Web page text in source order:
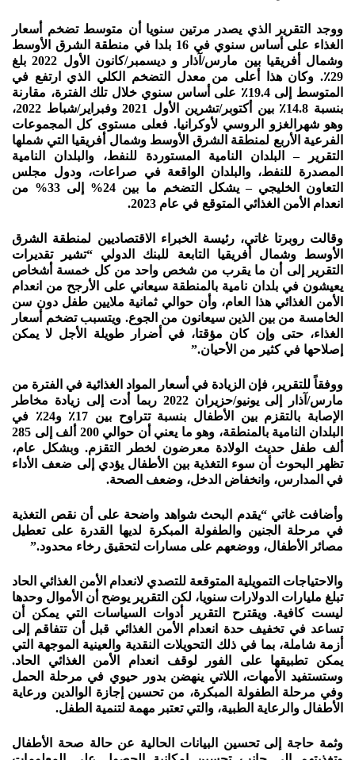
ووجد التقرير الذي يصدر مرتين سنويا أن متوسط تضخم أسعار
الغذاء على أساس سنوي في 16 بلدا في منطقة الشرق الأوسط
وشمال أفريقيا بين مارس/آذار و ديسمبر/كانون الأول 2022 بلغ
29٪. وكان هذا أعلى من معدل التضخم الكلي الذي ارتفع في
المتوسط إلى 19.4٪ على أساس سنوي خلال تلك الفترة، مقارنة
بنسبة 14.8٪ بين أكتوبر/تشرين الأول 2021 وفبراير/شباط 2022،
وهو شهرالغزو الروسي لأوكرانيا. فعلى مستوى كل المجموعات
الفرعية الأربع لمنطقة الشرق الأوسط وشمال أفريقيا التي شملها
التقرير – البلدان النامية المستوردة للنفط، والبلدان النامية
المصدرة للنفط، والبلدان الواقعة في صراعات، ودول مجلس
التعاون الخليجي – يشكل التضخم ما بين 24% إلى 33% من
انعدام الأمن الغذائي المتوقع في عام 2023.
وقالت روبرتا غاتي، رئيسة الخبراء الاقتصاديين لمنطقة الشرق
الأوسط وشمال أفريقيا التابعة للبنك الدولي “تشير تقديرات
التقرير إلى أن ما يقرب من شخص واحد من كل خمسة أشخاص
يعيشون في بلدان نامية بالمنطقة سيعاني على الأرجح من انعدام
الأمن الغذائي هذا العام، وأن حوالي ثمانية ملايين طفل دون سن
الخامسة من بين الذين سيعانون من الجوع. ويتسبب تضخم أسعار
الغذاء، حتى وإن كان مؤقتا، في أضرار طويلة الأجل لا يمكن
إصلاحها في كثير من الأحيان.”
ووفقاً للتقرير، فإن الزيادة في أسعار المواد الغذائية في الفترة من
مارس/آذار إلى يونيو/حزيران 2022 ربما أدت إلى زيادة مخاطر
الإصابة بالتقزم بين الأطفال بنسبة تتراوح بين 17٪ و24٪ في
البلدان النامية بالمنطقة، وهو ما يعني أن حوالي 200 ألف إلى 285
ألف طفل حديث الولادة معرضون لخطر التقزم. وبشكل عام،
تظهر البحوث أن سوء التغذية بين الأطفال يؤدي إلى ضعف الأداء
في المدارس، وانخفاض الدخل، وضعف الصحة.
وأضافت غاتي “يقدم البحث شواهد واضحة على أن نقص التغذية
في مرحلة الجنين والطفولة المبكرة لديها القدرة على تعطيل
مصائر الأطفال، ووضعهم على مسارات لتحقيق رخاء محدود.”
والاحتياجات التمويلية المتوقعة للتصدي لانعدام الأمن الغذائي الحاد
تبلغ مليارات الدولارات سنويا، لكن التقرير يوضح أن الأموال وحدها
ليست كافية. ويقترح التقرير أدوات السياسات التي يمكن أن
تساعد في تخفيف حدة انعدام الأمن الغذائي قبل أن تتفاقم إلى
أزمة شاملة، بما في ذلك التحويلات النقدية والعينية الموجهة التي
يمكن تطبيقها على الفور لوقف انعدام الأمن الغذائي الحاد.
وستستفيد الأمهات، اللاتي ينهضن بدور حيوي في مرحلة الحمل
وفي مرحلة الطفولة المبكرة، من تحسين إجازة الوالدين ورعاية
الأطفال والرعاية الطبية، والتي تعتبر مهمة لتنمية الطفل.
وثمة حاجة إلى تحسين البيانات الحالية عن حالة صحة الأطفال